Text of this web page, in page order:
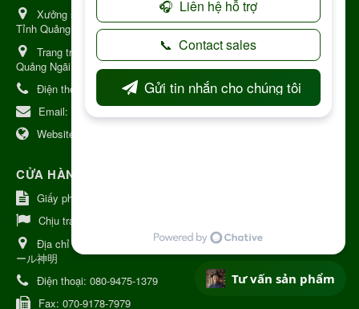
Xưởng sản xuất:
34 Lý Thường Kiệt, Tổ 6, Phường Kon Tum,
Tỉnh Quảng Ngải
Trang trại Dược Liệu Hữu Cơ: Khu 37 Hộ Xã Măng Đen Tỉnh
Quảng Ngãi
Điện thoại:
+84 906968923
Email:
kinhdoanh@nhattruongkontum.com
Website:
CỬA HÀNG GIỚI THIỆU TẠI NHẬT BẢN
Giấy phép số: 080-9475-1379
Chịu trách nhiệm:
Địa chỉ Nhật Bản:
日本 愛知県刈谷市神明町6丁目308番地 ファミ
ール神明
Điện thoại: 080-9475-1379
Fax: 070-9178-7979
Tư vấn sản phẩm